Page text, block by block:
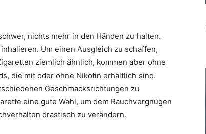
nichts mehr in den Händen zu halten.
Um einen Ausgleich zu schaffen,
ziemlich ähnlich, kommen aber ohne
die mit oder ohne Nikotin erhältlich sind.
Geschmacksrichtungen zu
eine gute Wahl, um dem Rauchvergnügen
drastisch zu verändern.